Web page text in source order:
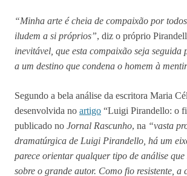
“Minha arte é cheia de compaixão por
iludem a si próprios”, diz o próprio
inevitável, que esta compaixão seja seguida
a um destino que condena o homem à
Segundo a bela análise da escritora Maria
desenvolvida no artigo “Luigi Pirandello: o
publicado no Jornal Rascunho, na “vasta
dramatúrgica de Luigi Pirandello, há um
parece orientar qualquer tipo de análise que
sobre o grande autor. Como fio resistente, a